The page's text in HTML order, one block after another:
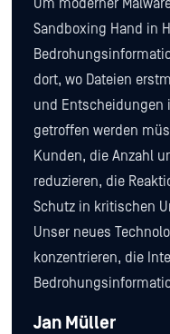
Um moderner
Sandboxing Hand in
dort, wo Dateien
und Entscheidungen
getroffen werden
Kunden, die Anzahl
reduzieren, die
Schutz in kritischen
Unser neues
konzentrieren, die
Jan Müller